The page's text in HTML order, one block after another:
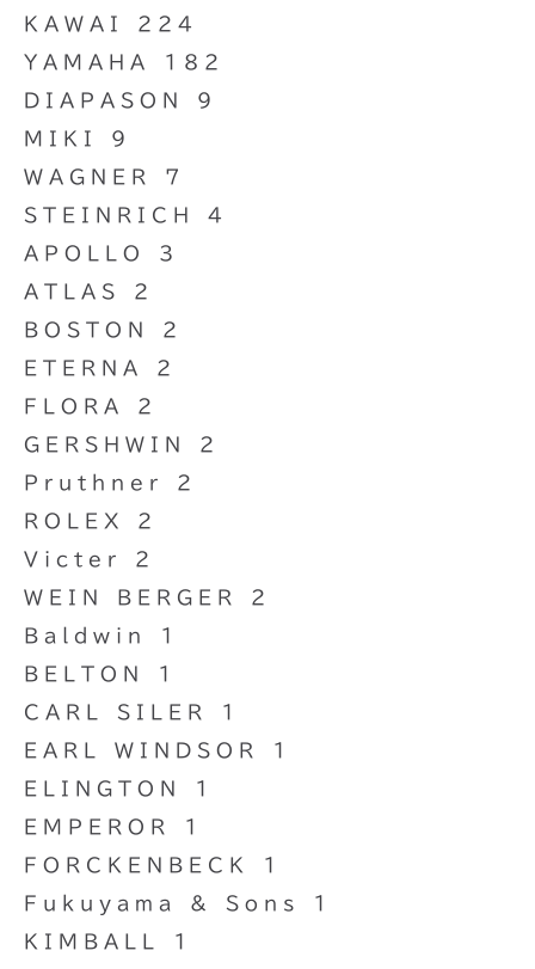
KAWAI 224
YAMAHA 182
DIAPASON 9
MIKI 9
WAGNER 7
STEINRICH 4
APOLLO 3
ATLAS 2
BOSTON 2
ETERNA 2
FLORA 2
GERSHWIN 2
Pruthner 2
ROLEX 2
Victer 2
WEIN BERGER 2
Baldwin 1
BELTON 1
CARL SILER 1
EARL WINDSOR 1
ELINGTON 1
EMPEROR 1
FORCKENBECK 1
Fukuyama & Sons 1
KIMBALL 1